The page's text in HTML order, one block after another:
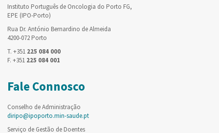
Instituto Português de Oncologia do Porto FG,
EPE (IPO-Porto)
Rua Dr. António Bernardino de Almeida
4200-072 Porto
T. +351 225 084 000
F. +351 225 084 001
Fale Connosco
Conselho de Administração
diripo@ipoporto.min-saude.pt
Serviço de Gestão de Doentes